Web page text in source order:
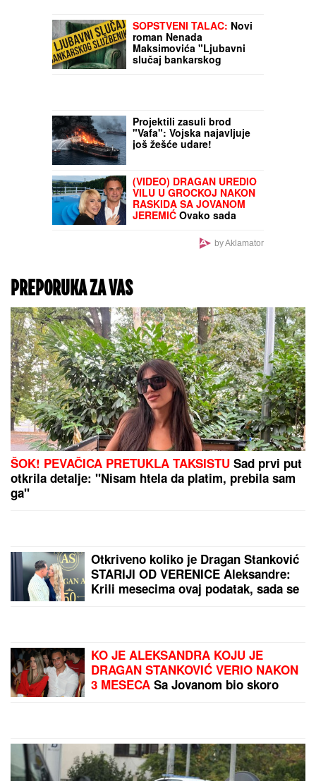
OGLASIO SE SLOBA
RADANOVIĆ NAKON
NAPADA U BUDVIOtkrio
šta se desilo sa
sestrom Sofijom uživa na
moru: Ponosna mama
Sonja pokazala fotke,
SOPSTVENI TALAC:Novi
roman Nenada
Maksimovića "Ljubavni
slučaj bankarskog
službenika"
Projektili zasuli brod
(VIDEO) DRAGAN UREDIO
VILU U GROCKOJ NAKON
RASKIDA SA JOVANOM
JEREMIĆOvako sada
PREPORUKA ZA VAS